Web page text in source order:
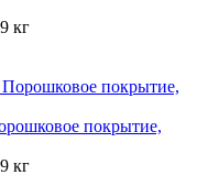
кг
покрытие,
кг